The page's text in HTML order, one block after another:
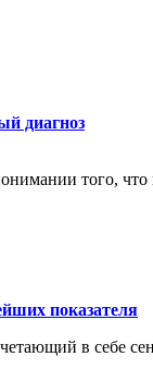
диагноз
того, что
показателя
в себе